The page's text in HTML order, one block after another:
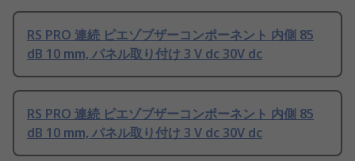
RS PRO 連続 ピエゾブザーコンポーネント 内側 85
dB 10 mm, パネル取り付け 3 V dc 30V dc
RS PRO 連続 ピエゾブザーコンポーネント 内側 85
dB 10 mm, パネル取り付け 3 V dc 30V dc